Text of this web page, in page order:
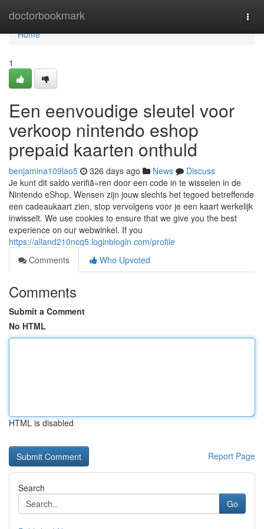
doctorbookmark
Home
Home
1
Een eenvoudige sleutel voor
verkoop nintendo eshop
prepaid kaarten onthuld
benjamina109lao5 326 days ago News
Discuss
Je kunt dit saldo verifiã«ren door een code in te wisselen in de
Nintendo eShop. Wensen zijn jouw slechts het tegoed betreffende
een cadeaukaart zien, stop vervolgens voor je een kaart werkelijk
inwisselt. We use cookies to ensure that we give you the best
experience on our webwinkel. If you
https://alland210ncq5.loginblogin.com/profile
Comments
Who Upvoted
Comments
Submit a Comment
No HTML
HTML is disabled
Report Page
Search
Go